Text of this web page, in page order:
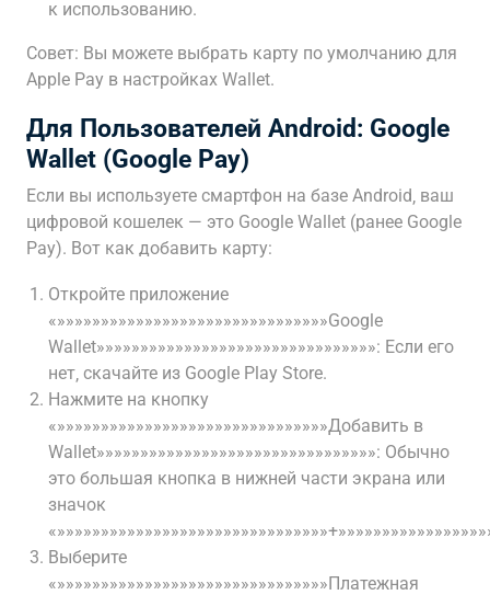
к использованию.
Совет: Вы можете выбрать карту по умолчанию для
Apple Pay в настройках Wallet.
Для Пользователей Android: Google
Wallet (Google Pay)
Если вы используете смартфон на базе Android‚ ваш
цифровой кошелек — это Google Wallet (ранее Google
Pay). Вот как добавить карту:
Откройте приложение
«»»»»»»»»»»»»»»»»»»»»»»»»»»»»»»»Google
Wallet»»»»»»»»»»»»»»»»»»»»»»»»»»»»»»»»: Если его
нет‚ скачайте из Google Play Store.
Нажмите на кнопку
«»»»»»»»»»»»»»»»»»»»»»»»»»»»»»»»Добавить в
Wallet»»»»»»»»»»»»»»»»»»»»»»»»»»»»»»»»: Обычно
это большая кнопка в нижней части экрана или
значок
Выберите
«»»»»»»»»»»»»»»»»»»»»»»»»»»»»»»»Платежная